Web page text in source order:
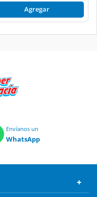
Agregar
Envíanos un
WhatsApp